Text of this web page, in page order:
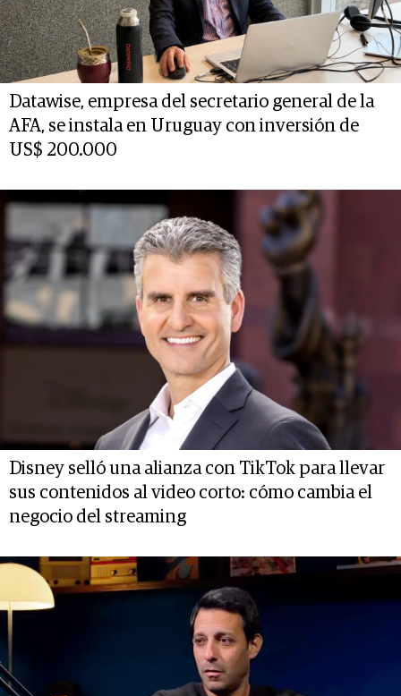
Datawise, empresa del secretario general de la
AFA, se instala en Uruguay con inversión de
US$ 200.000
Disney selló una alianza con TikTok para llevar
sus contenidos al video corto: cómo cambia el
negocio del streaming